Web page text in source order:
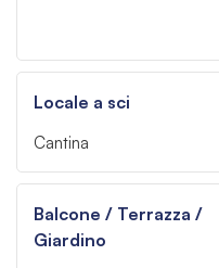
Locale a sci
Cantina
Balcone / Terrazza /
Giardino